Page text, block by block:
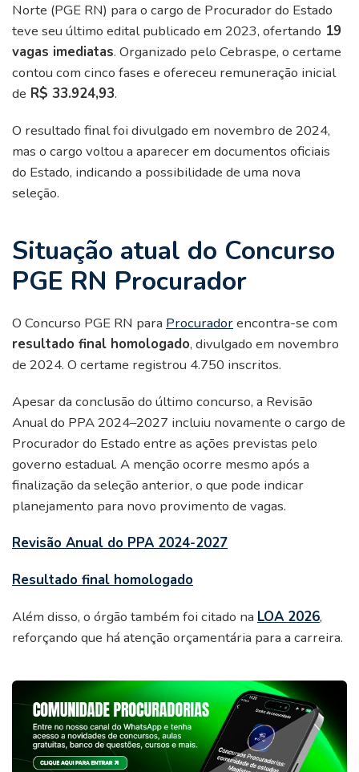
Norte (PGE RN) para o cargo de Procurador do Estado
teve seu último edital publicado em 2023, ofertando 19
vagas imediatas. Organizado pelo Cebraspe, o certame
contou com cinco fases e ofereceu remuneração inicial
de R$ 33.924,93.
O resultado final foi divulgado em novembro de 2024,
mas o cargo voltou a aparecer em documentos oficiais
do Estado, indicando a possibilidade de uma nova
seleção.
Situação atual do Concurso
PGE RN Procurador
O Concurso PGE RN para Procuradorencontra-se com
resultado final homologado, divulgado em novembro
de 2024. O certame registrou 4.750 inscritos.
Apesar da conclusão do último concurso, a Revisão
Anual do PPA 2024–2027 incluiu novamente o cargo de
Procurador do Estado entre as ações previstas pelo
governo estadual. A menção ocorre mesmo após a
finalização da seleção anterior, o que pode indicar
planejamento para novo provimento de vagas.
Revisão Anual do PPA 2024-2027
Resultado final homologado
Além disso, o órgão também foi citado na LOA 2026,
reforçando que há atenção orçamentária para a carreira.